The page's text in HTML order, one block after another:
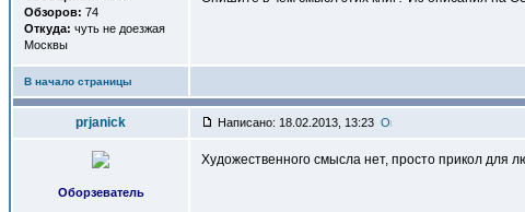
Обзоров: 74
Откуда: чуть не доезжая
Москвы
В начало страницы
prjanick Написано: 18.02.2013, 13:23
Оборзеватель
Художественного смысла нет, просто прикол для